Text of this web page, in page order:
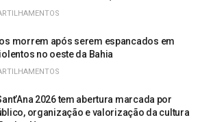
morrem após serem espancados em
no oeste da Bahia
2026 tem abertura marcada por
organização e valorização da cultura